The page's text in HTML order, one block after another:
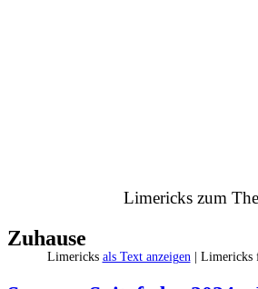
Limericks zum
Zuhause
Limericks als Text anzeigen| Limericks